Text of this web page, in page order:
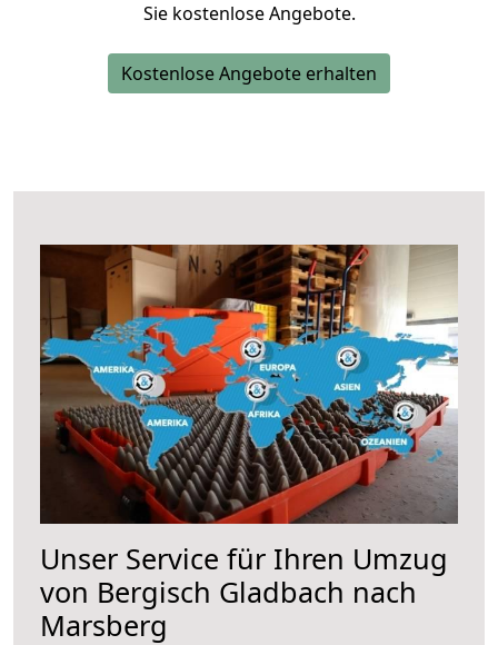
Sie kostenlose Angebote.
Kostenlose Angebote erhalten
Unser Service für Ihren Umzug
von Bergisch Gladbach nach
Marsberg